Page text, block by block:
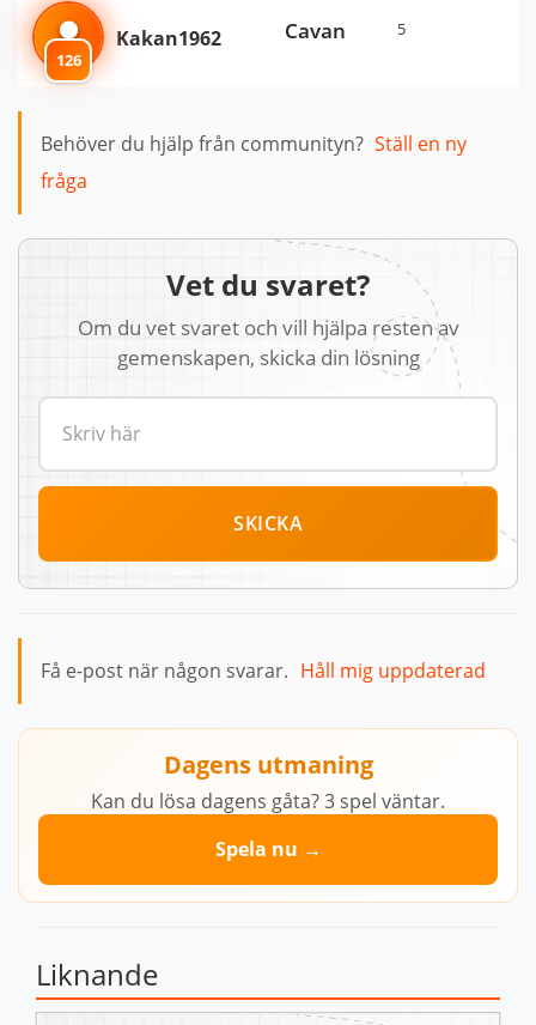
126
Kakan1962 Cavan 5
Behöver du hjälp från communityn? Ställ en ny
fråga
Vet du svaret?
Om du vet svaret och vill hjälpa resten av
gemenskapen, skicka din lösning
SKICKA
Få e-post när någon svarar. Håll mig uppdaterad
Dagens utmaning
Kan du lösa dagens gåta? 3 spel väntar.
Spela nu →
Liknande